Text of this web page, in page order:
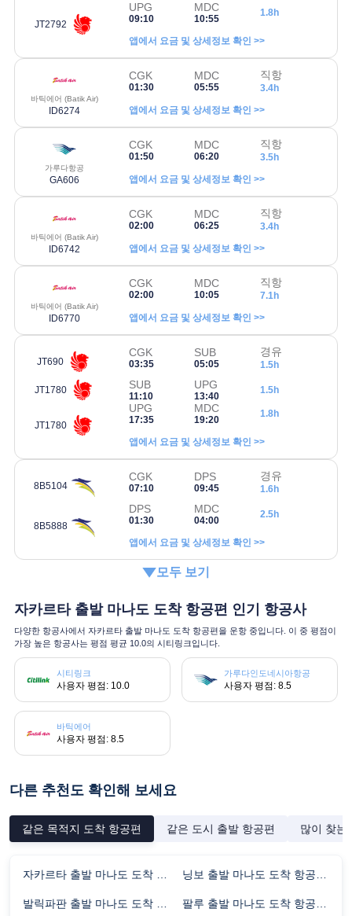
JT2792
UPG
09:10
MDC
10:55
1.8h
앱에서 요금 및 상세정보 확인 >>
바틱에어 (Batik Air)
ID6274
CGK
01:30
MDC
05:55
직항
3.4h
앱에서 요금 및 상세정보 확인 >>
가루다항공
GA606
CGK
01:50
MDC
06:20
직항
3.5h
앱에서 요금 및 상세정보 확인 >>
바틱에어 (Batik Air)
ID6742
CGK
02:00
MDC
06:25
직항
3.4h
앱에서 요금 및 상세정보 확인 >>
바틱에어 (Batik Air)
ID6770
CGK
02:00
MDC
10:05
직항
7.1h
앱에서 요금 및 상세정보 확인 >>
JT690
CGK
03:35
SUB
05:05
경유
1.5h
JT1780 SUB
11:10
UPG
13:40
1.5h
JT1780
UPG
17:35
MDC
19:20
1.8h
앱에서 요금 및 상세정보 확인 >>
8B5104
CGK
07:10
DPS
09:45
경유
1.6h
8B5888
DPS
01:30
MDC
04:00
2.5h
앱에서 요금 및 상세정보 확인 >>
모두 보기
자카르타 출발 마나도 도착 항공편 인기 항공사
다양한 항공사에서 자카르타 출발 마나도 도착 항공편을 운항 중입니다. 이 중 평점이
가장 높은 항공사는 평점 평균 10.0의 시티링크입니다.
시티링크
사용자 평점: 10.0
가루다인도네시아항공
사용자 평점: 8.5
바틱에어
사용자 평점: 8.5
다른 추천도 확인해 보세요
같은 목적지 도착 항공편 같은 도시 출발 항공편 많이 찾는